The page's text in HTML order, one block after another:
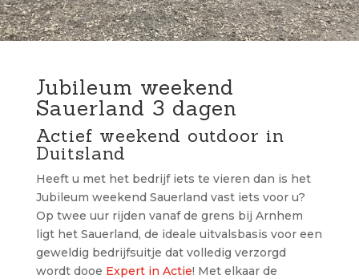
Jubileum weekend
Sauerland 3 dagen
Actief weekend outdoor in
Duitsland
Heeft u met het bedrijf iets te vieren dan is het
Jubileum weekend Sauerland vast iets voor u?
Op twee uur rijden vanaf de grens bij Arnhem
ligt het Sauerland, de ideale uitvalsbasis voor een
geweldig bedrijfsuitje dat volledig verzorgd
wordt dooe Expert in Actie! Met elkaar de